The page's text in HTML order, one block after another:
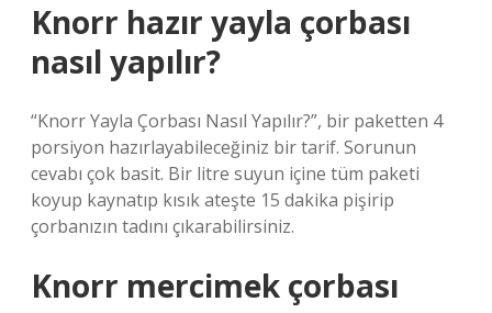
Knorr hazır yayla çorbası
nasıl yapılır?
“Knorr Yayla Çorbası Nasıl Yapılır?”, bir paketten 4
porsiyon hazırlayabileceğiniz bir tarif. Sorunun
cevabı çok basit. Bir litre suyun içine tüm paketi
koyup kaynatıp kısık ateşte 15 dakika pişirip
çorbanızın tadını çıkarabilirsiniz.
Knorr mercimek çorbası